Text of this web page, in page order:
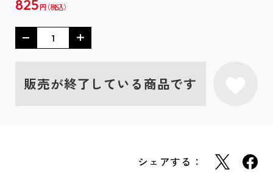
825 円
販売が終了している商品です
シェアする：